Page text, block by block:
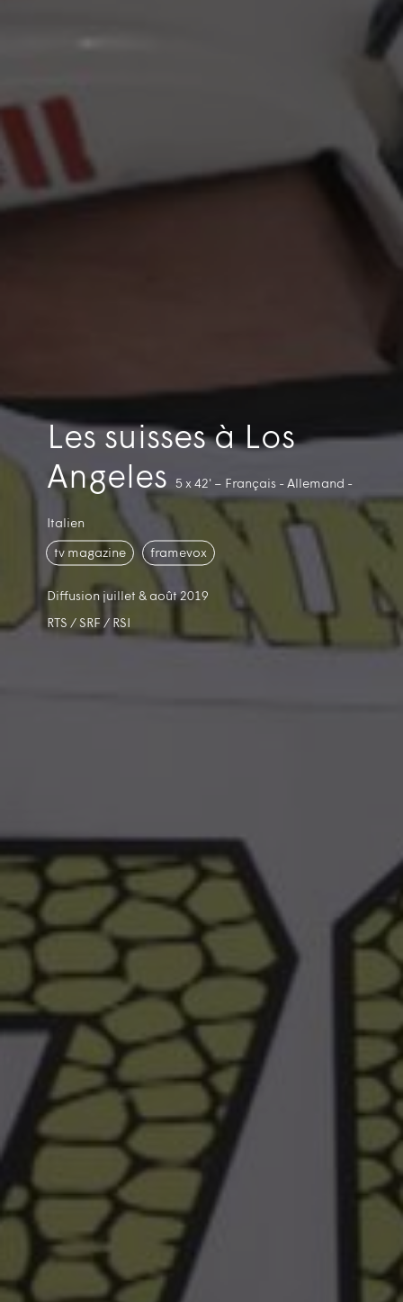
Les suisses à Los
Angeles5 x 42' – Français - Allemand -
Italien
tv magazine framevox
Diffusion juillet & août 2019
RTS / SRF / RSI